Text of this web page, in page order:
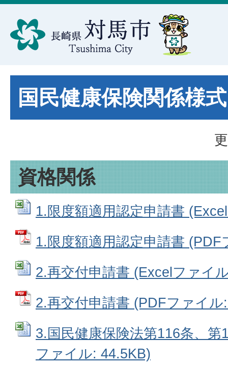
国民健康保険関係様式
資格関係
1.限度額適用認定申請書
1.限度額適用認定申請書
2.再交付申請書 (Excelファイ
2.再交付申請書 (PDFファイル
3.国民健康保険法第116条、
ファイル: 44.5KB)